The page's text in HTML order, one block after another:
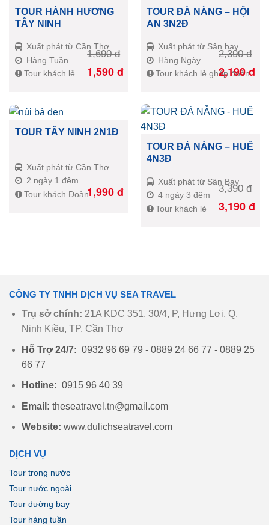
TOUR HÀNH HƯƠNG
TÂY NINH
Xuất phát từ Cần Thơ
Hàng Tuần
Tour khách lẻ
1,690đ
1,590đ
TOUR ĐÀ NẴNG – HỘI
AN 3N2Đ
Xuất phát từ Sân bay
Hàng Ngày
Tour khách lẻ ghép đoàn
2,390đ
2,190đ
TOUR TÂY NINH 2N1Đ
Xuất phát từ Cần Thơ
2 ngày 1 đêm
Tour khách Đoàn1,990đ
TOUR ĐÀ NẴNG – HUẾ
4N3Đ
Xuất phát từ Sân Bay
4 ngày 3 đêm
Tour khách lẻ
3,390đ
3,190đ
CÔNG TY TNHH DỊCH VỤ SEA TRAVEL
Trụ sở chính: 21A KDC 351, 30/4, P, Hưng Lợi, Q.
Ninh Kiều, TP, Cần Thơ
Hỗ Trợ 24/7: 0932 96 69 79 - 0889 24 66 77 - 0889 25
66 77
Hotline: 0915 96 40 39
Email: theseatravel.tn@gmail.com
Website: www.dulichseatravel.com
DỊCH VỤ
Tour trong nước
Tour nước ngoài
Tour đường bay
Tour hàng tuần